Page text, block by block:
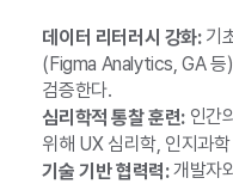
데이터 리터러시 강화:기
(Figma Analytics, GA 등
검증한다.
심리학적 통찰 훈련:인간
위해 UX 심리학, 인지과
기술 기반 협력력:개발자